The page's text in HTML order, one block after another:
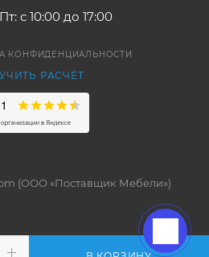
с 10:00 до 17:00
КОНФИДЕНЦИАЛЬНОСТИ
РАСЧЁТ
(ООО «Поставщик Мебели»)